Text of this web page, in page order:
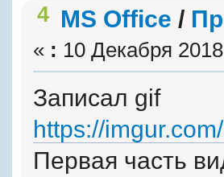
4 MS Office /
« : 10 Декабря
Записал gif
https://
Первая часть